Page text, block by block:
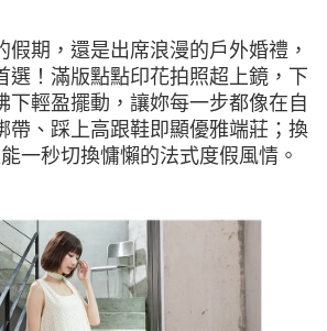
假期，還是出席浪漫的戶外婚禮，
選！滿版點點印花拍照超上鏡，下
下輕盈擺動，讓妳每一步都像在自
帶、踩上高跟鞋即顯優雅端莊；換
一秒切換慵懶的法式度假風情。